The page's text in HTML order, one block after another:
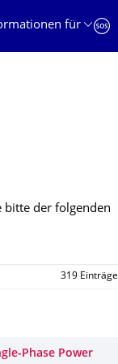
für
bitte der folgenden
319 Einträge
Phase Power